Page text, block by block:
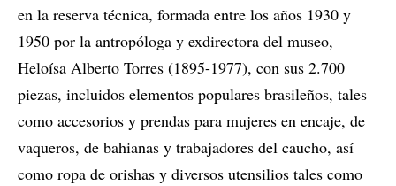
en la reserva técnica, formada entre los años 1930 y
1950 por la antropóloga y exdirectora del museo,
Heloísa Alberto Torres (1895-1977), con sus 2.700
piezas, incluidos elementos populares brasileños, tales
como accesorios y prendas para mujeres en encaje, de
vaqueros, de bahianas y trabajadores del caucho, así
como ropa de orishas y diversos utensilios tales como